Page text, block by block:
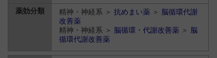
精神・神経系 ＞抗めまい薬 ＞ 脳循環代謝
改善薬
精神・神経系 ＞ 脳循環・代謝改善薬 ＞ 脳
循環代謝改善薬